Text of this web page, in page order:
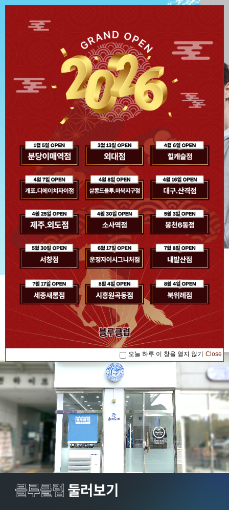
신제품 스파클링 라인 출신
공지사항
[공지사항] [블루소식]2026. 07. 17 '블루...
[공지사항] [블루소식]2026. 08. 04 '블루...
[공지사항] [블루소식]2026. 08. 04 '블루...
[공지사항] [블루소식]2026. 07. 17 '블루...
[공지사항] [블루소식]2026. 08. 04 '블루...
오늘 하루 이 창을 열지 않기 Close
오늘 하루 이 창을 열지 않기 Close
오늘 하루 이 창을 열지 않기 Close